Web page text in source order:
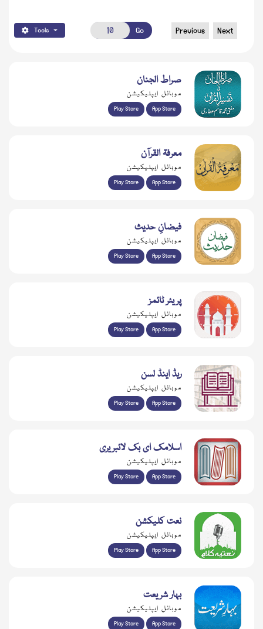
Tools Go Previous Next
صراط الجنان
موبائل ایپلیکیشن
Play Store App Store
معرفۃ القرآن
موبائل ایپلیکیشن
Play Store App Store
فیضانِ حدیث
موبائل ایپلیکیشن
Play Store App Store
پریئر ٹائمز
موبائل ایپلیکیشن
Play Store App Store
ریڈ اینڈ لسن
موبائل ایپلیکیشن
Play Store App Store
اسلامک ای بک لائبریری
موبائل ایپلیکیشن
Play Store App Store
نعت کلیکشن
موبائل ایپلیکیشن
Play Store App Store
بہار شریعت
موبائل ایپلیکیشن
Play Store App Store